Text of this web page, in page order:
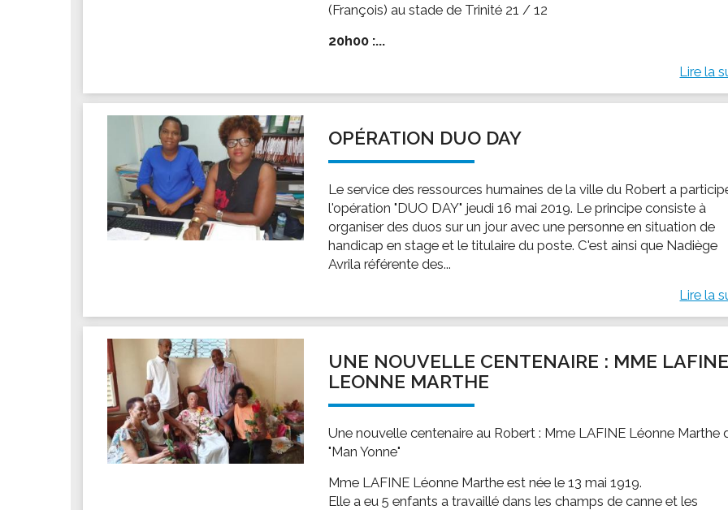
(François) au stade de Trinité 21 / 12
20h00 :...
Lire la
OPÉRATION DUO DAY
Le service des ressources humaines de la ville du Robert a
l'opération "DUO DAY" jeudi 16 mai 2019. Le principe consiste à
organiser des duos sur un jour avec une personne en situation de
handicap en stage et le titulaire du poste. C'est ainsi que Nadiège
Avrila référente des...
Lire la
UNE NOUVELLE CENTENAIRE : MME LAFINE
LEONNE MARTHE
Une nouvelle centenaire au Robert : Mme LAFINE Léonne Marthe
"Man Yonne"
Mme LAFINE Léonne Marthe est née le 13 mai 1919.
Elle a eu 5 enfants a travaillé dans les champs de canne et les